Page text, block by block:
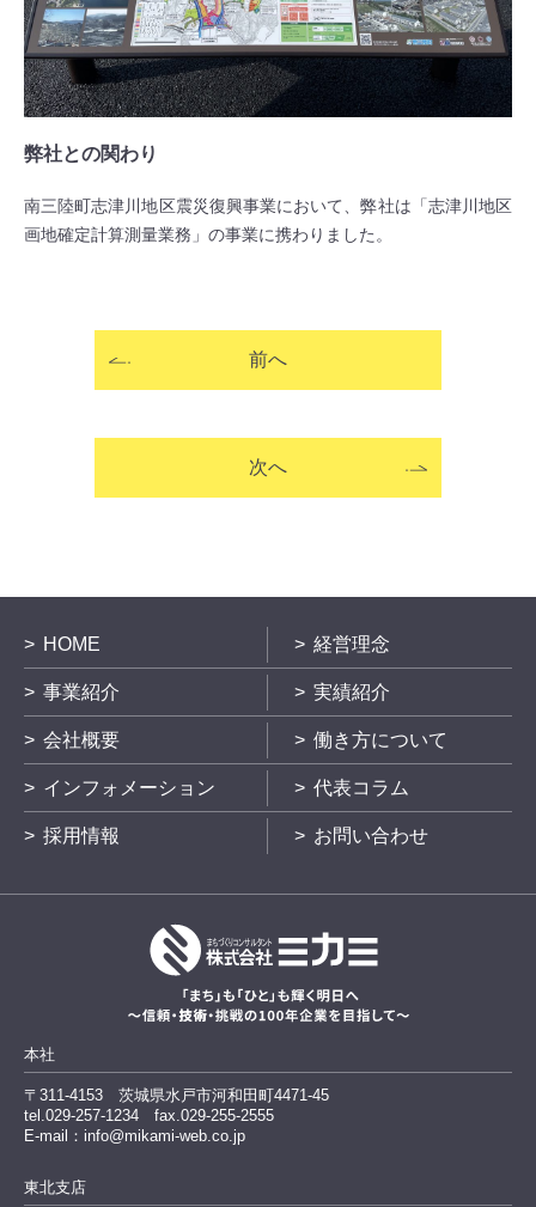
弊社との関わり
南三陸町志津川地区震災復興事業において、弊社は「志津川地区
画地確定計算測量業務」の事業に携わりました。
前へ
次へ
HOME 経営理念
事業紹介 実績紹介
会社概要 働き方について
インフォメーション 代表コラム
採用情報 お問い合わせ
本社
〒311-4153 茨城県水戸市河和田町4471-45
tel.029-257-1234 fax.029-255-2555
E-mail：info@mikami-web.co.jp
東北支店